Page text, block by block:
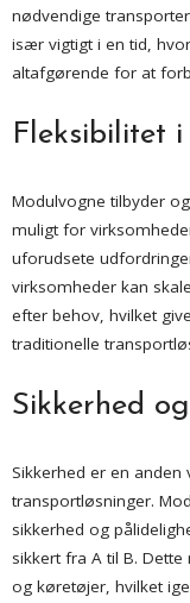
nødvendige
især vigtigt i en tid,
altafgørende for at
Fleksibilitet
Modulvogne tilbyder
muligt for
uforudsete
virksomheder kan
efter behov, hvilket
traditionelle
Sikkerhed
Sikkerhed er en
transportløsninger.
sikkerhed og
sikkert fra A til B.
og køretøjer, hvilket